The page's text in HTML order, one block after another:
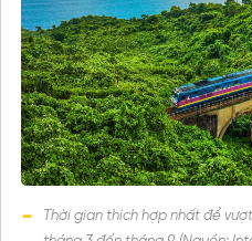
Thời gian thích hợp nhất để